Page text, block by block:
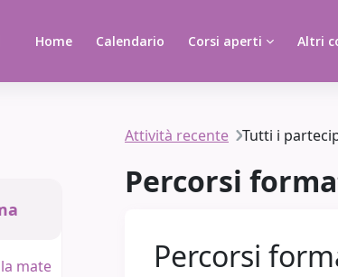
Home Calendario Corsi aperti Altri
matematica inclusiva
Attività recente Tutti i
Percorsi
Percorsi